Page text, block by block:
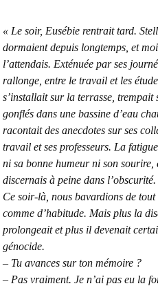
« Le soir, Eusébie rentrait tard.
dormaient depuis longtemps, et
l’attendais. Exténuée par ses
rallonge, entre le travail et les
s’installait sur la terrasse, trempait
gonflés dans une bassine d’eau
racontait des anecdotes sur ses
travail et ses professeurs. La
ni sa bonne humeur ni son sourire,
discernais à peine dans l’obscurité.
Ce soir-là, nous bavardions de tout
comme d’habitude. Mais plus la
prolongeait et plus il devenait
génocide.
– Tu avances sur ton mémoire ?
– Pas vraiment. Je n’ai pas eu la